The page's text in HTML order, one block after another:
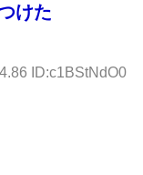
けた
ID:c1BStNdO0